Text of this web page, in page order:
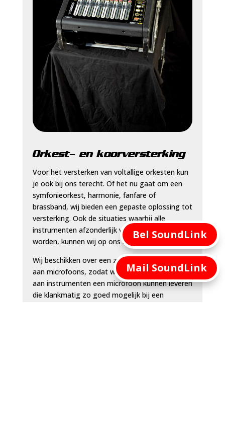
Orkest- en koorversterking
Voor het versterken van voltallige orkesten kun
je ook bij ons terecht. Of het nu gaat om een
symfonieorkest, harmonie, fanfare of
brassband, wij bieden een gepaste oplossing tot
versterking. Ook de situaties waarbij alle
instrumenten afzonderlijk versterkt moeten
worden, kunnen wij op ons nemen.
Wij beschikken over een zeer ruim assortiment
aan microfoons, zodat we voor een groot scala
aan instrumenten een microfoon kunnen leveren
die klankmatig zo goed mogelijk bij een
Bel SoundLink
Mail SoundLink